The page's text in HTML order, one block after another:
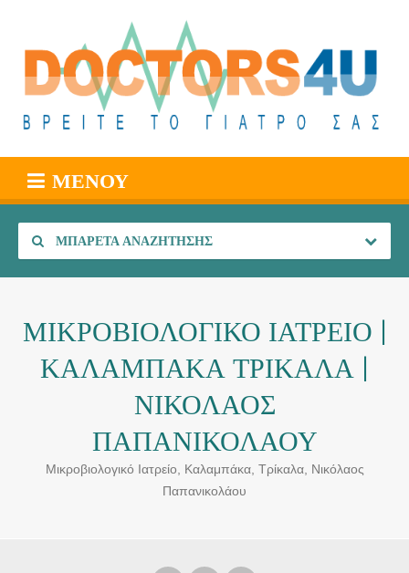
ΜΕΝΟΎ
ΜΠΑΡΈΤΑ ΑΝΑΖΉΤΗΣΗΣ
ΜΙΚΡΟΒΙΟΛΟΓΙΚΟ ΙΑΤΡΕΙΟ |
ΚΑΛΑΜΠΑΚΑ ΤΡΙΚΑΛΑ |
ΝΙΚΟΛΑΟΣ
ΠΑΠΑΝΙΚΟΛΑΟΥ
Μικροβιολογικό Ιατρείο, Καλαμπάκα, Τρίκαλα, Νικόλαος
Παπανικολάου